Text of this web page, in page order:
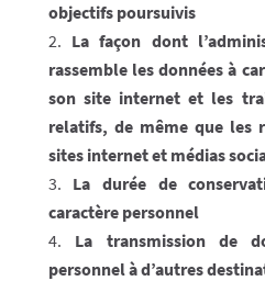
objectifs poursuivis
La façon dont
rassemble les données à
son site internet et les
relatifs, de même que les
sites internet et médias
La durée de
caractère personnel
La transmission de
personnel à d’autres